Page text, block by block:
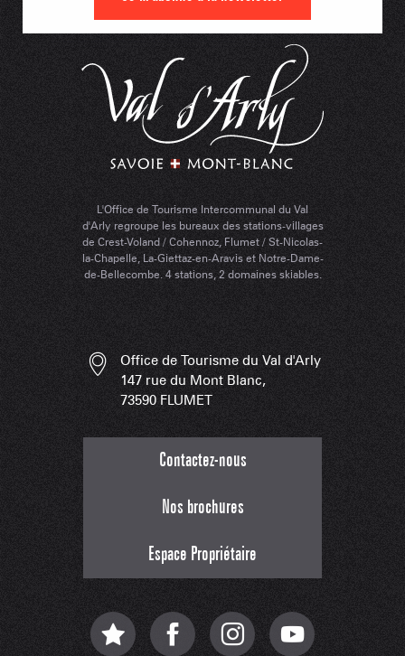
L'Office de Tourisme Intercommunal du Val
d'Arly regroupe les bureaux des stations-villages
de Crest-Voland / Cohennoz, Flumet / St-Nicolas-
la-Chapelle, La-Giettaz-en-Aravis et Notre-Dame-
de-Bellecombe. 4 stations, 2 domaines skiables.
Office de Tourisme du Val d'Arly
147 rue du Mont Blanc,
73590 FLUMET
Contactez-nous
Nos brochures
Espace Propriétaire